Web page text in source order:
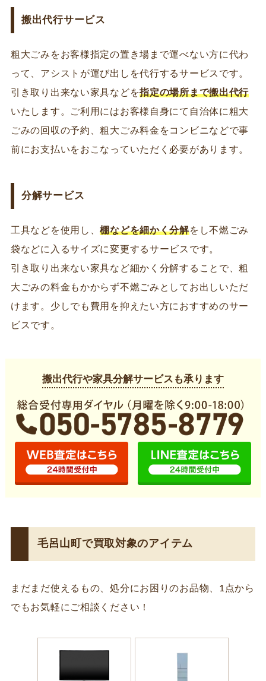
搬出代行サービス
粗大ごみをお客様指定の置き場まで運べない方に代わ
って、アシストが運び出しを代行するサービスです。
引き取り出来ない家具などを指定の場所まで搬出代行
いたします。ご利用にはお客様自身にて自治体に粗大
ごみの回収の予約、粗大ごみ料金をコンビニなどで事
前にお支払いをおこなっていただく必要があります。
分解サービス
工具などを使用し、棚などを細かく分解をし不燃ごみ
袋などに入るサイズに変更するサービスです。
引き取り出来ない家具など細かく分解することで、粗
大ごみの料金もかからず不燃ごみとしてお出しいただ
けます。少しでも費用を抑えたい方におすすめのサー
ビスです。
搬出代行や家具分解サービスも承ります
毛呂山町で買取対象のアイテム
まだまだ使えるもの、処分にお困りのお品物、1点から
でもお気軽にご相談ください！